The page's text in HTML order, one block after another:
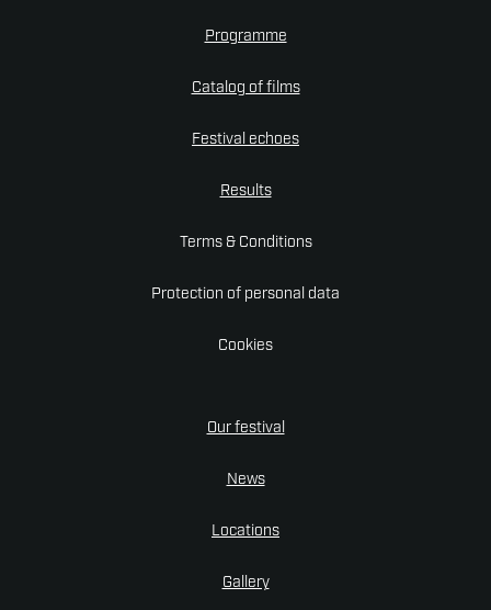
Programme
Catalog of films
Festival echoes
Results
Terms & Conditions
Protection of personal data
Cookies
Our festival
News
Locations
Gallery